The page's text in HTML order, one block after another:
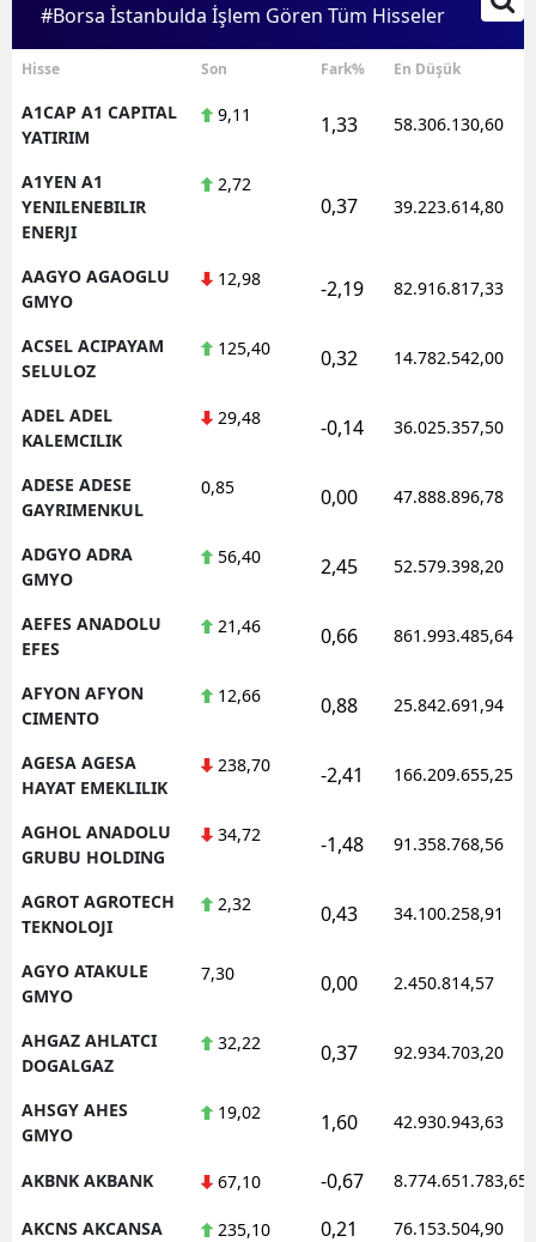
#Borsa İstanbulda İşlem Gören Tüm Hisseler
Hisse Son Fark% En Düşük
A1CAP A1 CAPITAL
YATIRIM
9,11 1,33 58.306.130,60
A1YEN A1
YENILENEBILIR
ENERJI
2,72
0,37 39.223.614,80
AAGYO AGAOGLU
GMYO
12,98 -2,19 82.916.817,33
ACSEL ACIPAYAM
SELULOZ
125,40 0,32 14.782.542,00
ADEL ADEL
KALEMCILIK
29,48 -0,14 36.025.357,50
ADESE ADESE
GAYRIMENKUL
0,85 0,00 47.888.896,78
ADGYO ADRA
GMYO
56,40 2,45 52.579.398,20
AEFES ANADOLU
EFES
21,46 0,66 861.993.485,64
AFYON AFYON
CIMENTO
12,66 0,88 25.842.691,94
AGESA AGESA
HAYAT EMEKLILIK
238,70 -2,41 166.209.655,25
AGHOL ANADOLU
GRUBU HOLDING
34,72 -1,48 91.358.768,56
AGROT AGROTECH
TEKNOLOJI
2,32 0,43 34.100.258,91
AGYO ATAKULE
GMYO
7,30 0,00 2.450.814,57
AHGAZ AHLATCI
DOGALGAZ
32,22 0,37 92.934.703,20
AHSGY AHES
GMYO
19,02 1,60 42.930.943,63
AKBNK AKBANK 67,10 -0,67 8.774.651.783,65
AKCNS AKCANSA 235,10 0,21 76.153.504,90